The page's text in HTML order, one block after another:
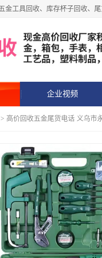
企业视频
> 高价回收五金尾货电话 义乌市